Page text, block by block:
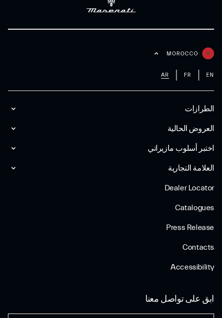
الطرازات
العروض الحالية
اختبر أسلوب مازیراتي
العلامة التجارية
Dealer Locator
Catalogues
Press Release
Contacts
Accessibility
MOROCCO
EN
FR
AR
ابق على تواصل معنا